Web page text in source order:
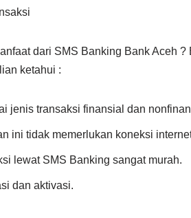
dari SMS Banking Bank Aceh
ketahui :
jenis transaksi finansial dan
ini tidak memerlukan koneksi
lewat SMS Banking sangat murah.
dan aktivasi.